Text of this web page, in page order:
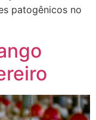
patogênicos no